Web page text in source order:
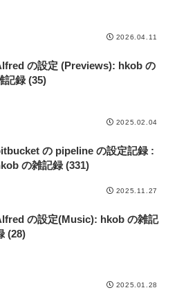
2026.04.11
の設定 (Previews): hkob の
記録 (35)
2025.02.04
の pipeline の設定記録 :
の雑記録 (331)
2025.11.27
の設定(Music): hkob の雑記
(28)
2025.01.28